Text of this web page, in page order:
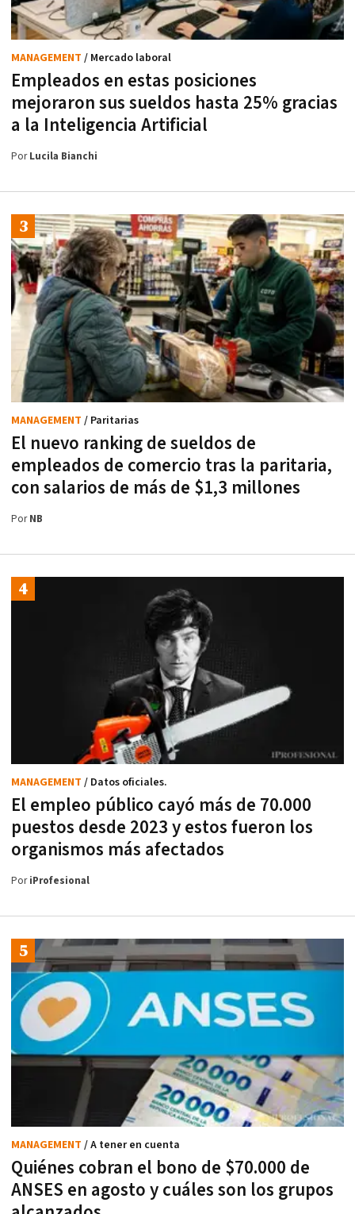
Empleados en estas posiciones
mejoraron sus sueldos hasta 25% gracias
a la Inteligencia Artificial
MANAGEMENT / Mercado laboral
PorLucila Bianchi
El nuevo ranking de sueldos de
empleados de comercio tras la paritaria,
con salarios de más de $1,3 millones
MANAGEMENT / Paritarias
PorNB
El empleo público cayó más de 70.000
puestos desde 2023 y estos fueron los
organismos más afectados
MANAGEMENT / Datos oficiales.
PoriProfesional
Quiénes cobran el bono de $70.000 de
ANSES en agosto y cuáles son los grupos
MANAGEMENT / A tener en cuenta